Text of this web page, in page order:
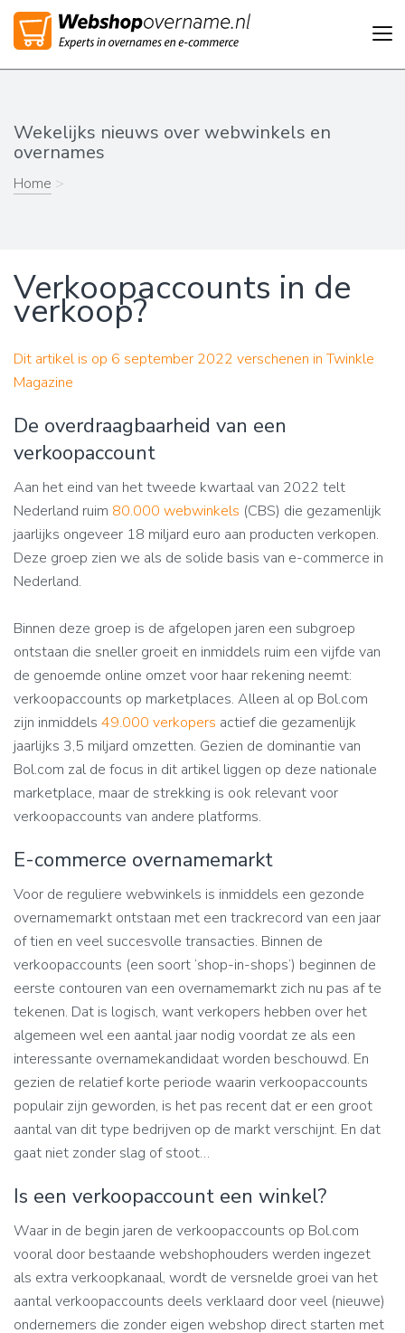
Wekelijks nieuws over webwinkels en
overnames
Home >
Verkoopaccounts in de
verkoop?
Dit artikel is op 6 september 2022 verschenen in Twinkle
Magazine
De overdraagbaarheid van een
verkoopaccount
Aan het eind van het tweede kwartaal van 2022 telt
Nederland ruim 80.000 webwinkels (CBS) die gezamenlijk
jaarlijks ongeveer 18 miljard euro aan producten verkopen.
Deze groep zien we als de solide basis van e-commerce in
Nederland.
Binnen deze groep is de afgelopen jaren een subgroep
ontstaan die sneller groeit en inmiddels ruim een vijfde van
de genoemde online omzet voor haar rekening neemt:
verkoopaccounts op marketplaces. Alleen al op Bol.com
zijn inmiddels 49.000 verkopers actief die gezamenlijk
jaarlijks 3,5 miljard omzetten. Gezien de dominantie van
Bol.com zal de focus in dit artikel liggen op deze nationale
marketplace, maar de strekking is ook relevant voor
verkoopaccounts van andere platforms.
E-commerce overnamemarkt
Voor de reguliere webwinkels is inmiddels een gezonde
overnamemarkt ontstaan met een trackrecord van een jaar
of tien en veel succesvolle transacties. Binnen de
verkoopaccounts (een soort ‘shop-in-shops’) beginnen de
eerste contouren van een overnamemarkt zich nu pas af te
tekenen. Dat is logisch, want verkopers hebben over het
algemeen wel een aantal jaar nodig voordat ze als een
interessante overnamekandidaat worden beschouwd. En
gezien de relatief korte periode waarin verkoopaccounts
populair zijn geworden, is het pas recent dat er een groot
aantal van dit type bedrijven op de markt verschijnt. En dat
gaat niet zonder slag of stoot…
Is een verkoopaccount een winkel?
Waar in de begin jaren de verkoopaccounts op Bol.com
vooral door bestaande webshophouders werden ingezet
als extra verkoopkanaal, wordt de versnelde groei van het
aantal verkoopaccounts deels verklaard door veel (nieuwe)
ondernemers die zonder eigen webshop direct starten met